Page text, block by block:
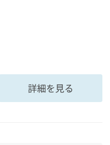
詳細を見る